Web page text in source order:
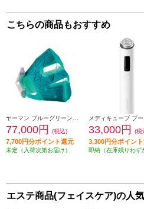
こちらの商品もおすすめ
77,000円 (税込)
7,700円分ポイント還元
未定（入荷次第お届け）
33,000円 (税
3,300円分ポイン
即納（在庫残りわず
エステ商品(フェイスケア)の人